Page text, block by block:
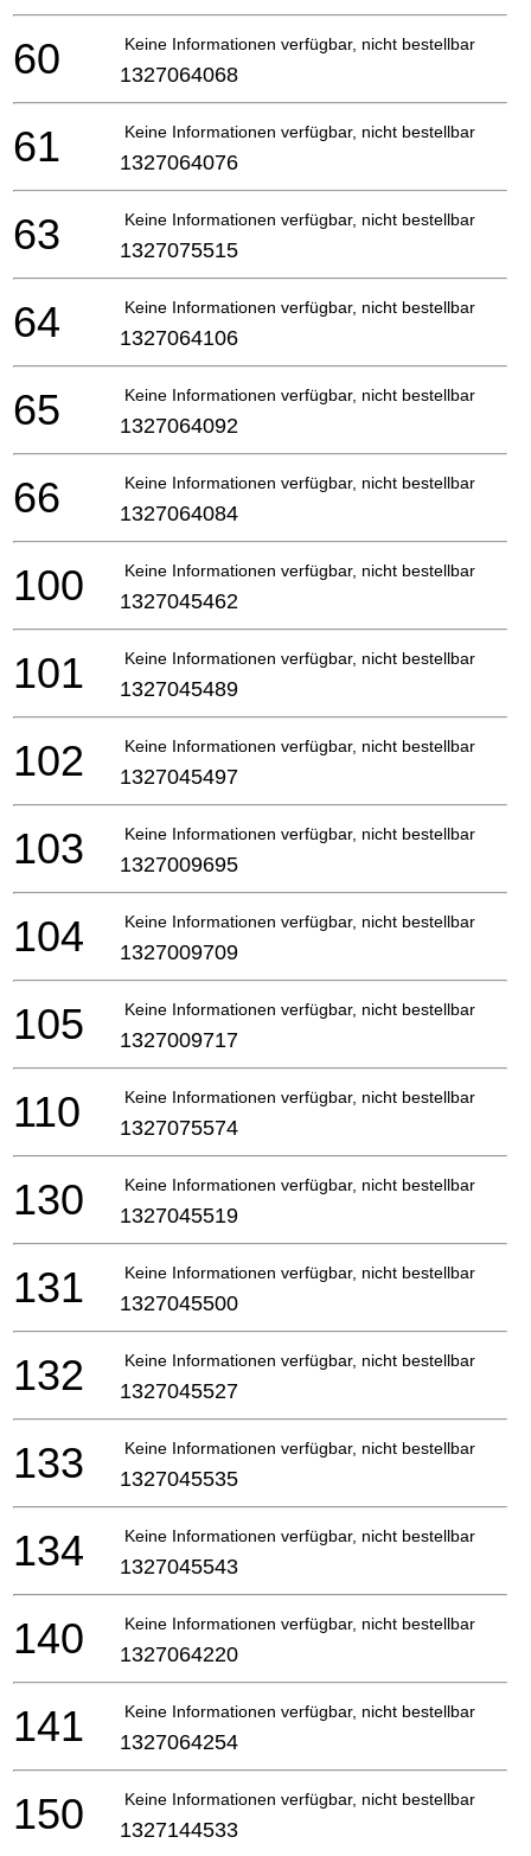
Keine Informationen verfügbar, nicht bestellbar
60 1327064068
Keine Informationen verfügbar, nicht bestellbar
61 1327064076
Keine Informationen verfügbar, nicht bestellbar
63 1327075515
Keine Informationen verfügbar, nicht bestellbar
64 1327064106
Keine Informationen verfügbar, nicht bestellbar
65 1327064092
Keine Informationen verfügbar, nicht bestellbar
66 1327064084
Keine Informationen verfügbar, nicht bestellbar
100 1327045462
Keine Informationen verfügbar, nicht bestellbar
101 1327045489
Keine Informationen verfügbar, nicht bestellbar
102 1327045497
Keine Informationen verfügbar, nicht bestellbar
103 1327009695
Keine Informationen verfügbar, nicht bestellbar
104 1327009709
Keine Informationen verfügbar, nicht bestellbar
105 1327009717
Keine Informationen verfügbar, nicht bestellbar
110 1327075574
Keine Informationen verfügbar, nicht bestellbar
130 1327045519
Keine Informationen verfügbar, nicht bestellbar
131 1327045500
Keine Informationen verfügbar, nicht bestellbar
132 1327045527
Keine Informationen verfügbar, nicht bestellbar
133 1327045535
Keine Informationen verfügbar, nicht bestellbar
134 1327045543
Keine Informationen verfügbar, nicht bestellbar
140 1327064220
Keine Informationen verfügbar, nicht bestellbar
141 1327064254
Keine Informationen verfügbar, nicht bestellbar
150 1327144533